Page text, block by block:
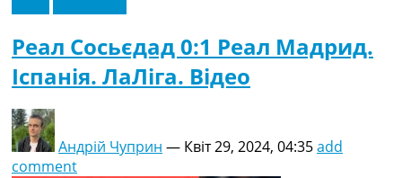
Реал Сосьєдад 0:1 Реал Мадрид.
Іспанія. ЛаЛіга. Відео
Андрій Чуприн — Квіт 29, 2024, 04:35add
comment